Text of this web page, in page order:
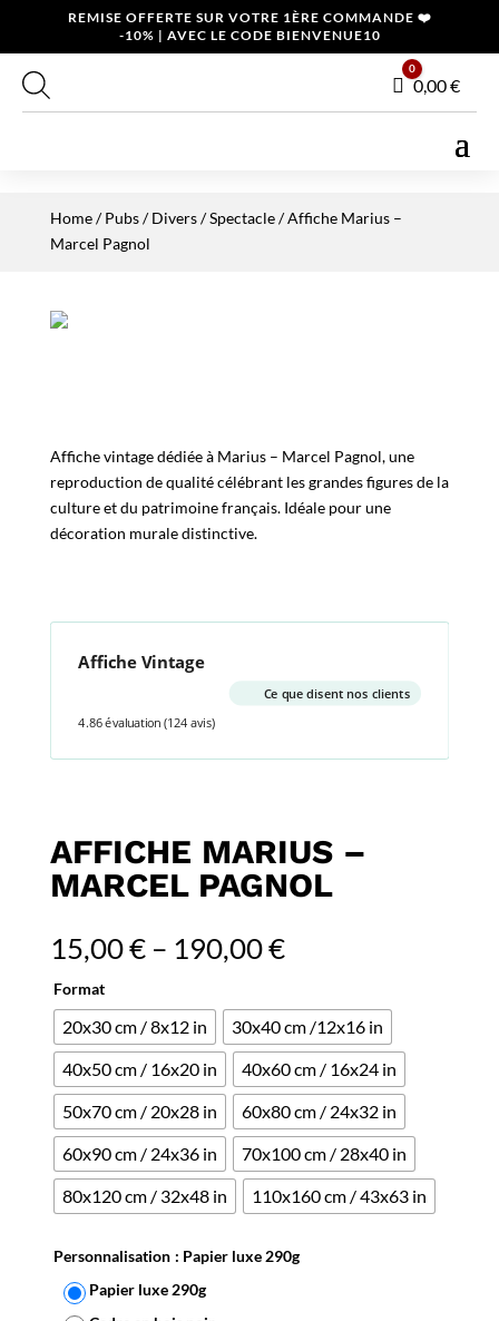
REMISE OFFERTE SUR VOTRE 1ÈRE COMMANDE ❤️
-10% | AVEC LE CODE BIENVENUE10
Panier
0
0,00€
Home/Pubs / Divers/Spectacle/ Affiche Marius –
Marcel Pagnol
Affiche vintage dédiée à Marius – Marcel Pagnol, une
reproduction de qualité célébrant les grandes figures de la
culture et du patrimoine français. Idéale pour une
décoration murale distinctive.
Affiche Vintage
Ce que disent nos clients
4.86 évaluation (124 avis)
AFFICHE MARIUS –
MARCEL PAGNOL
15,00€– 190,00€
Format
20x30 cm / 8x12 in
30x40 cm /12x16 in
40x50 cm / 16x20 in
40x60 cm / 16x24 in
50x70 cm / 20x28 in
60x80 cm / 24x32 in
60x90 cm / 24x36 in
70x100 cm / 28x40 in
80x120 cm / 32x48 in
110x160 cm / 43x63 in
Personnalisation : Papier luxe 290g
Papier luxe 290g